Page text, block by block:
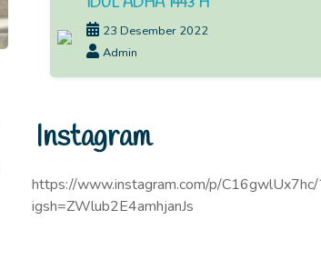
23 Desember 2022
Admin
Instagram
https://www.instagram.com/p/C16gwlUx7hc/
igsh=ZWlub2E4amhjanJs